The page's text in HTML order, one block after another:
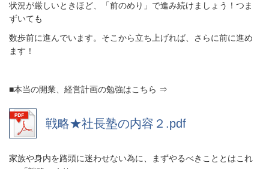
状況が厳しいときほど、「前のめり」で進み続けましょう！つま
ずいても
数歩前に進んでいます。そこから立ち上げれば、さらに前に進め
ます！
■本当の開業、経営計画の勉強はこちら ⇒
戦略★社長塾の内容２.pdf
家族や身内を路頭に迷わせない為に、まずやるべきこととはこれ